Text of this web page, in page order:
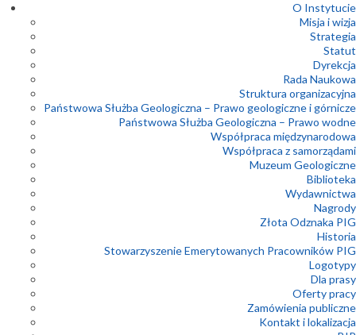
O Instytucie
Misja i wizja
Strategia
Statut
Dyrekcja
Rada Naukowa
Struktura organizacyjna
Państwowa Służba Geologiczna – Prawo geologiczne i górnicze
Państwowa Służba Geologiczna – Prawo wodne
Współpraca międzynarodowa
Współpraca z samorządami
Muzeum Geologiczne
Biblioteka
Wydawnictwa
Nagrody
Złota Odznaka PIG
Historia
Stowarzyszenie Emerytowanych Pracowników PIG
Logotypy
Dla prasy
Oferty pracy
Zamówienia publiczne
Kontakt i lokalizacja